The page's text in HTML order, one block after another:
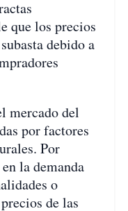
que los precios
debido a
mercado del
por factores
Por
la demanda
o
de las